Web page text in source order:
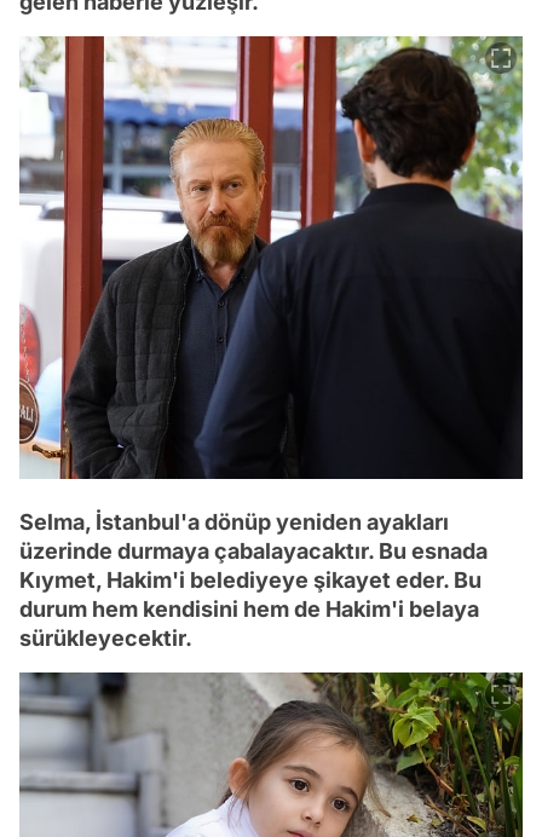
Selma, İstanbul'a dönüp yeniden ayakları
üzerinde durmaya çabalayacaktır. Bu esnada
Kıymet, Hakim'i belediyeye şikayet eder. Bu
durum hem kendisini hem de Hakim'i belaya
sürükleyecektir.